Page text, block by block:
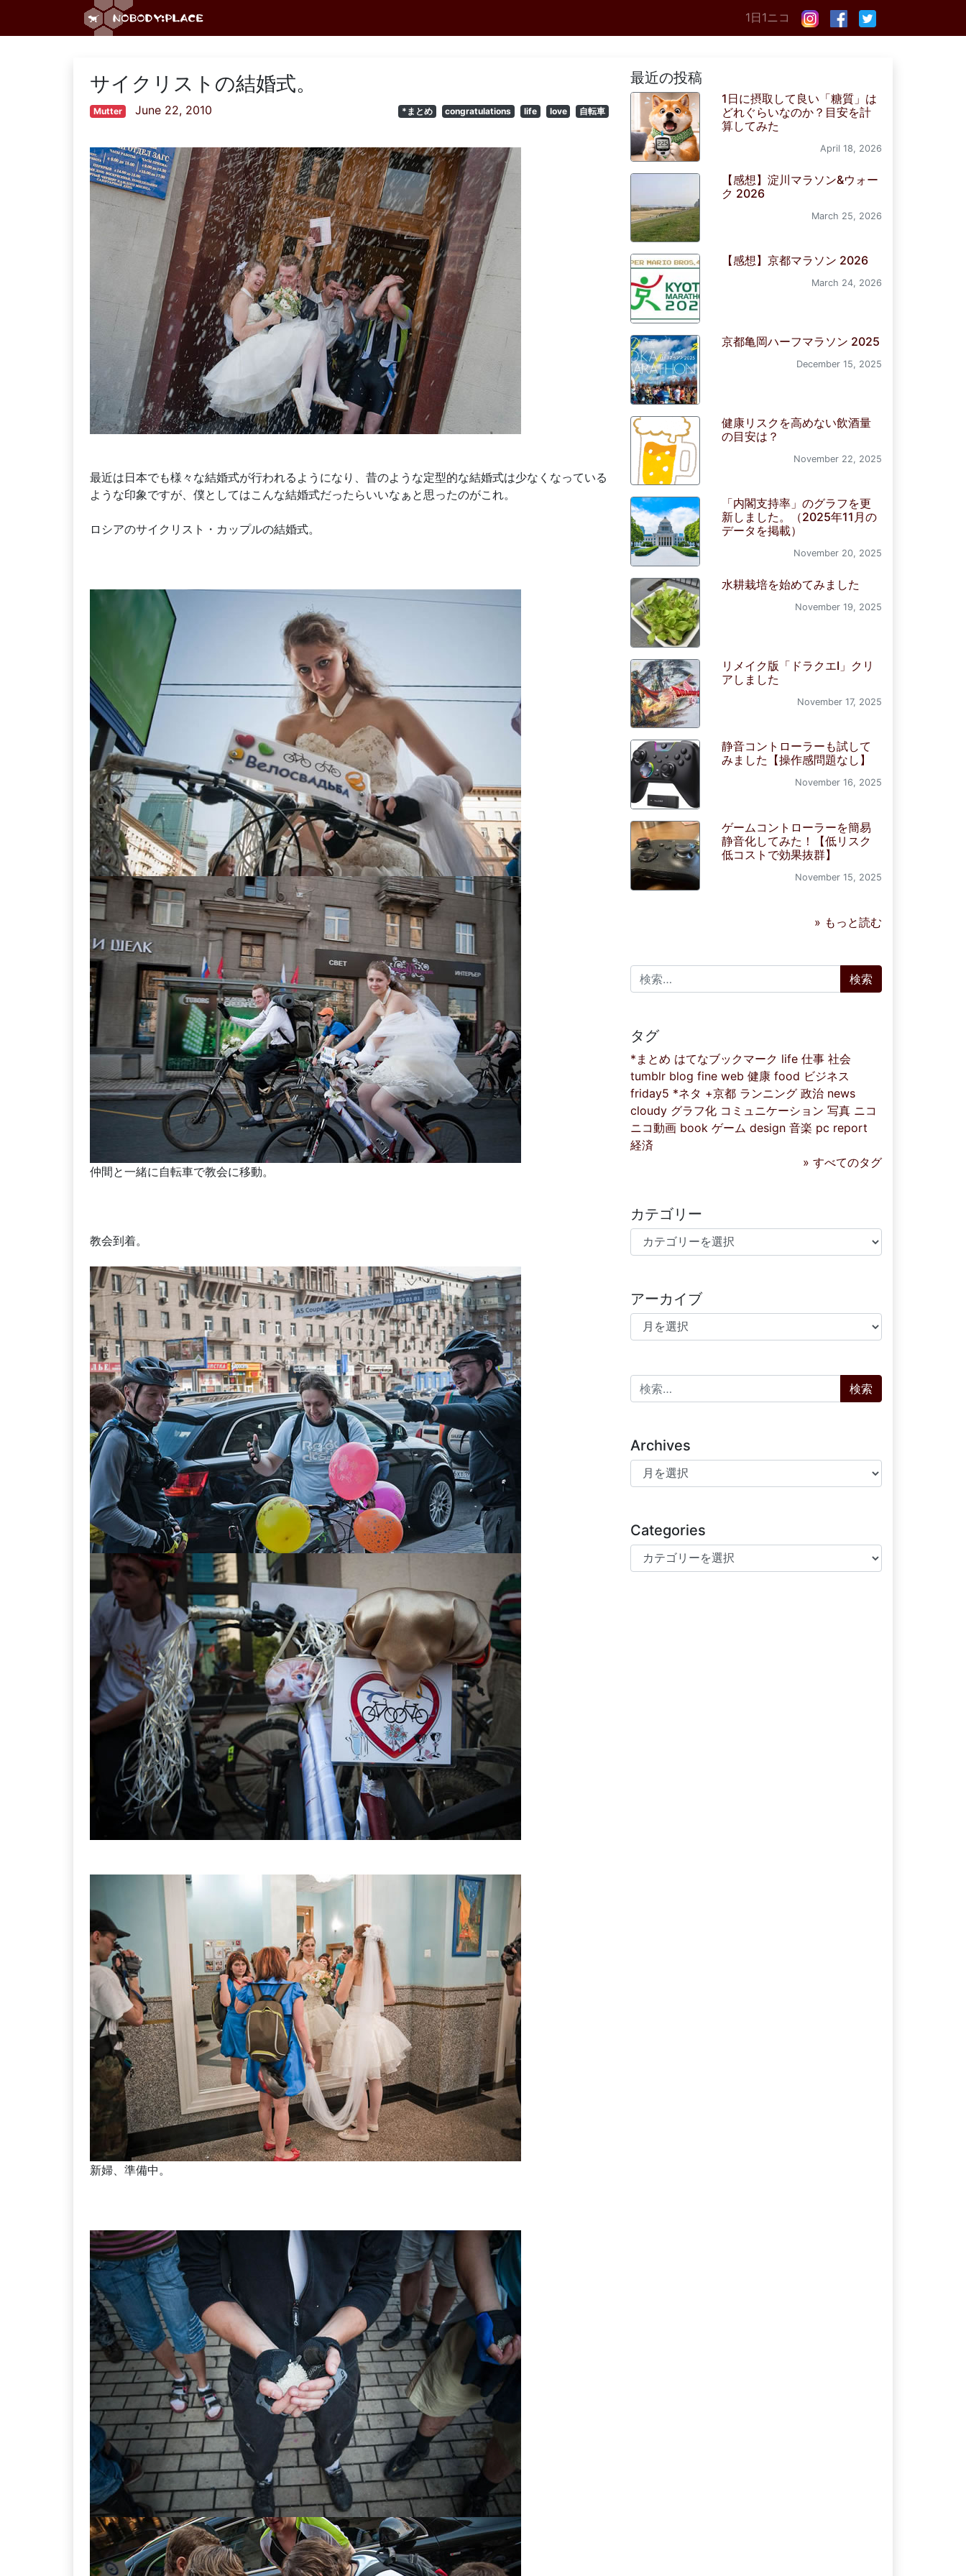
1日1ニコ
サイクリストの結婚式。
Mutter June 22, 2010 *まとめ congratulations life love 自転車
最近は日本でも様々な結婚式が行われるようになり、昔のような定型的な結婚式は少なくなっている
ような印象ですが、僕としてはこんな結婚式だったらいいなぁと思ったのがこれ。
ロシアのサイクリスト・カップルの結婚式。
仲間と一緒に自転車で教会に移動。
教会到着。
新婦、準備中。
最近の投稿
1日に摂取して良い「糖質」は
どれぐらいなのか？目安を計
算してみた
April 18, 2026
【感想】淀川マラソン&ウォー
ク 2026
March 25, 2026
【感想】京都マラソン 2026
March 24, 2026
京都亀岡ハーフマラソン 2025
December 15, 2025
健康リスクを高めない飲酒量
の目安は？
November 22, 2025
「内閣支持率」のグラフを更
新しました。（2025年11月の
データを掲載）
November 20, 2025
水耕栽培を始めてみました
November 19, 2025
リメイク版「ドラクエI」クリ
アしました
November 17, 2025
静音コントローラーも試して
みました【操作感問題なし】
November 16, 2025
ゲームコントローラーを簡易
静音化してみた！【低リスク
低コストで効果抜群】
November 15, 2025
» もっと読む
検索:
タグ
*まとめ はてなブックマーク life 仕事 社会
tumblr blog fine web 健康 food ビジネス
friday5 *ネタ +京都 ランニング 政治 news
cloudy グラフ化 コミュニケーション 写真 ニコ
ニコ動画 book ゲーム design 音楽 pc report
経済
» すべてのタグ
カテゴリー
カテゴリー
アーカイブ
アーカイブ
検索:
Archives
Archives
Categories
Categories